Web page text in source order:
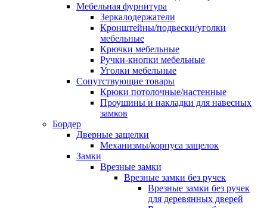
Мебельная фурнитура
Зеркалодержатели
Кронштейны/подвески/уголки
мебельные
Крючки мебельные
Ручки-кнопки мебельные
Уголки мебельные
Сопутствующие товары
Крюки потолочные/настенные
Проушины и накладки для навесных
замков
Бордер
Дверные защелки
Механизмы/корпуса защелок
Замки
Врезные замки
Врезные замки без ручек
Врезные замки без ручек
для деревянных дверей